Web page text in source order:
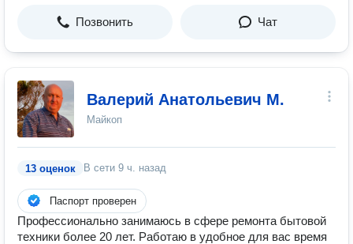
Позвонить Чат
Валерий Анатольевич М.
Майкоп
13 оценок В сети 9 ч. назад
Паспорт проверен
Профессионально занимаюсь в сфере ремонта бытовой
техники более 20 лет. Работаю в удобное для вас время